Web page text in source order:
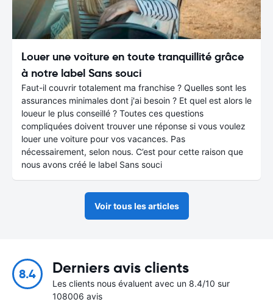
Louer une voiture en toute tranquillité grâce
à notre label Sans souci
Faut-il couvrir totalement ma franchise ? Quelles sont les
assurances minimales dont j'ai besoin ? Et quel est alors le
loueur le plus conseillé ? Toutes ces questions
compliquées doivent trouver une réponse si vous voulez
louer une voiture pour vos vacances. Pas
nécessairement, selon nous. C’est pour cette raison que
nous avons créé le label Sans souci
Voir tous les articles
8.4 Derniers avis clients
Les clients nous évaluent avec un 8.4/10 sur
108006 avis